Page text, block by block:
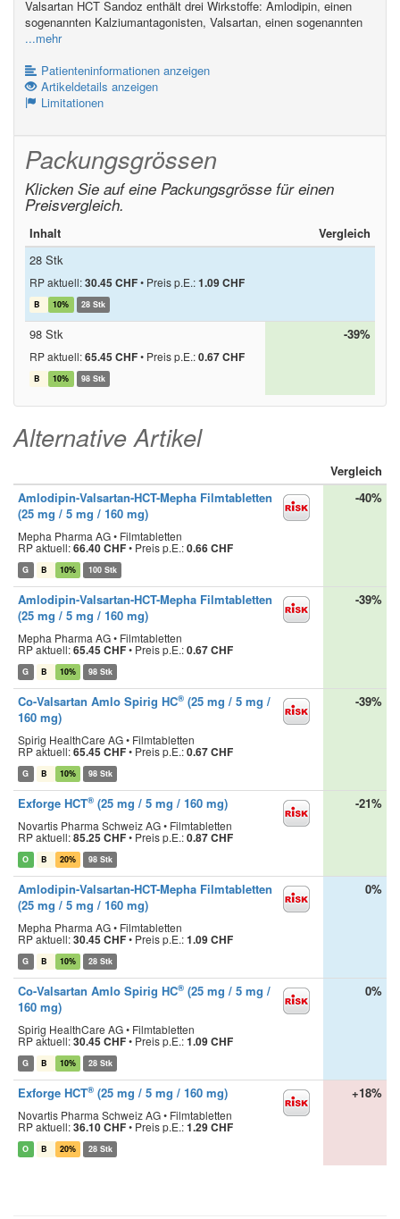
Valsartan HCT Sandoz enthält drei Wirkstoffe: Amlodipin, einen
sogenannten Kalziumantagonisten, Valsartan, einen sogenannten
...mehr
Patienteninformationen anzeigen
Artikeldetails anzeigen
Limitationen
Packungsgrössen
Klicken Sie auf eine Packungsgrösse für einen
Preisvergleich.
Inhalt
Vergleich
28 Stk
RP aktuell:30.45 CHF• Preis p.E.:1.09 CHF
B 10% 28 Stk
98 Stk
RP aktuell:65.45 CHF• Preis p.E.:0.67 CHF
B 10% 98 Stk
-39%
Alternative Artikel
Vergleich
Amlodipin-Valsartan-HCT-Mepha Filmtabletten
(25 mg / 5 mg / 160 mg)
Mepha Pharma AG • Filmtabletten
RP aktuell:66.40 CHF• Preis p.E.:0.66 CHF
G B 10% 100 Stk
-40%
Amlodipin-Valsartan-HCT-Mepha Filmtabletten
(25 mg / 5 mg / 160 mg)
Mepha Pharma AG • Filmtabletten
RP aktuell:65.45 CHF• Preis p.E.:0.67 CHF
G B 10% 98 Stk
-39%
Co-Valsartan Amlo Spirig HC® (25 mg / 5 mg /
160 mg)
Spirig HealthCare AG • Filmtabletten
RP aktuell:65.45 CHF• Preis p.E.:0.67 CHF
G B 10% 98 Stk
-39%
Exforge HCT® (25 mg / 5 mg / 160 mg)
Novartis Pharma Schweiz AG • Filmtabletten
RP aktuell:85.25 CHF• Preis p.E.:0.87 CHF
O B 20% 98 Stk
-21%
Amlodipin-Valsartan-HCT-Mepha Filmtabletten
(25 mg / 5 mg / 160 mg)
Mepha Pharma AG • Filmtabletten
RP aktuell:30.45 CHF• Preis p.E.:1.09 CHF
G B 10% 28 Stk
0%
Co-Valsartan Amlo Spirig HC® (25 mg / 5 mg /
160 mg)
Spirig HealthCare AG • Filmtabletten
RP aktuell:30.45 CHF• Preis p.E.:1.09 CHF
G B 10% 28 Stk
0%
Exforge HCT® (25 mg / 5 mg / 160 mg)
Novartis Pharma Schweiz AG • Filmtabletten
RP aktuell:36.10 CHF• Preis p.E.:1.29 CHF
O B 20% 28 Stk
+18%